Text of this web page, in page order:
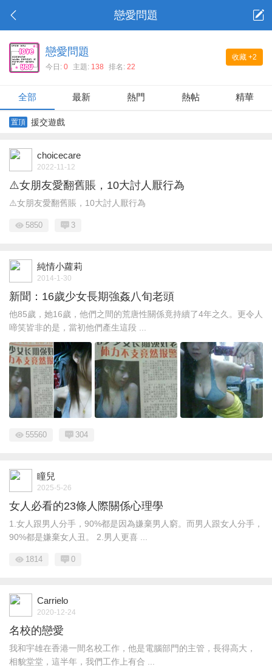
戀愛問題
收藏 +2
戀愛問題
今日: 0 主題: 138 排名: 22
全部 最新 熱門 熱帖 精華
置頂 援交遊戲
choicecare
2022-11-12
⚠️女朋友愛翻舊賬，10大討人厭行為
⚠️女朋友愛翻舊賬，10大討人厭行為
5850 3
純情小蘿莉
2014-1-30
新聞：16歲少女長期強姦八旬老頭
他85歲，她16歲，他們之間的荒唐性關係竟持續了4年之久。更令人
啼笑皆非的是，當初他們產生這段 ...
55560 304
瞳兒
2025-5-26
女人必看的23條人際關係心理學
1.女人跟男人分手，90%都是因為嫌棄男人窮。而男人跟女人分手，
90%都是嫌棄女人丑。 2.男人更喜 ...
1814 0
Carrielo
2020-12-24
名校的戀愛
我和宇雄在香港一間名校工作，他是電腦部門的主管，長得高大，
相貌堂堂，這半年，我們工作上有合 ...